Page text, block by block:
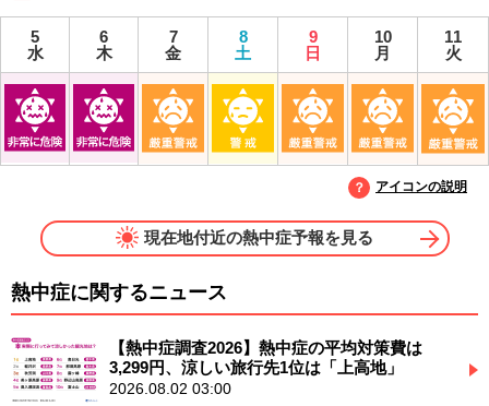
5
水
6
木
7
金
8
土
9
日
10
月
11
火
アイコンの説明
現在地付近の熱中症予報を見る
熱中症に関するニュース
【熱中症調査2026】熱中症の平均対策費は
3,299円、涼しい旅行先1位は「上高地」
2026.08.02 03:00